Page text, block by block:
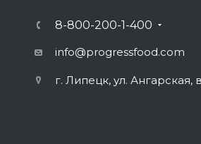
8-800-200-1-400
info@progressfood.com
г. Липецк, ул. Ангарская,